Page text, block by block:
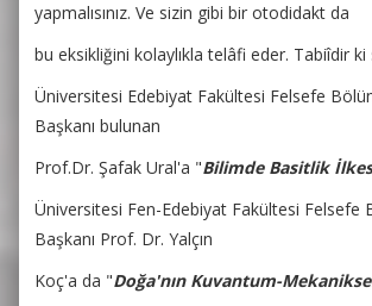
yapmalısınız. Ve sizin gibi bir otodidakt da
bu eksikliğini kolaylıkla telâfi eder. Tabiîdir
Üniversitesi Edebiyat Fakültesi Felsefe
Başkanı bulunan
Prof.Dr. Şafak Ural'a "Bilimde Basitlik
Üniversitesi Fen-Edebiyat Fakültesi Felsefe
Başkanı Prof. Dr. Yalçın
Koç'a da "Doğa'nın Kuvantum-